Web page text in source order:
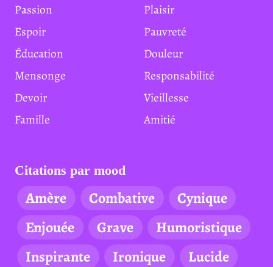
Passion
Plaisir
Espoir
Pauvreté
Éducation
Douleur
Mensonge
Responsabilité
Devoir
Vieillesse
Famille
Amitié
Citations par mood
Amère Combative
Cynique
Enjouée
Grave
Humoristique
Inspirante
Ironique
Lucide